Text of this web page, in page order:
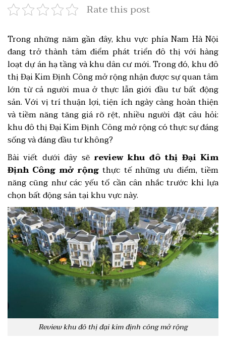
Rate this post
Trong những năm gần đây, khu vực phía Nam Hà Nội
đang trở thành tâm điểm phát triển đô thị với hàng
loạt dự án hạ tầng và khu dân cư mới. Trong đó, khu đô
thị Đại Kim Định Công mở rộng nhận được sự quan tâm
lớn từ cả người mua ở thực lẫn giới đầu tư bất động
sản. Với vị trí thuận lợi, tiện ích ngày càng hoàn thiện
và tiềm năng tăng giá rõ rệt, nhiều người đặt câu hỏi:
khu đô thị Đại Kim Định Công mở rộng có thực sự đáng
sống và đáng đầu tư không?
Bài viết dưới đây sẽ review khu đô thị Đại Kim
Định Công mở rộng thực tế những ưu điểm, tiềm
năng cũng như các yếu tố cần cân nhắc trước khi lựa
chọn bất động sản tại khu vực này.
Review khu đô thị đại kim định công mở rộng